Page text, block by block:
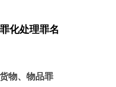
化处理罪名
物、物品罪